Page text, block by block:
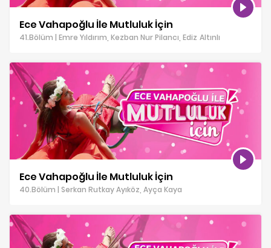
Ece Vahapoğlu İle Mutluluk İçin
41.Bölüm | Emre Yıldırım, Kezban Nur Pilancı, Ediz Altınlı
Ece Vahapoğlu İle Mutluluk İçin
40.Bölüm | Serkan Rutkay Ayıköz, Ayça Kaya